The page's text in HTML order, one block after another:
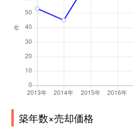
築年数×売却価格